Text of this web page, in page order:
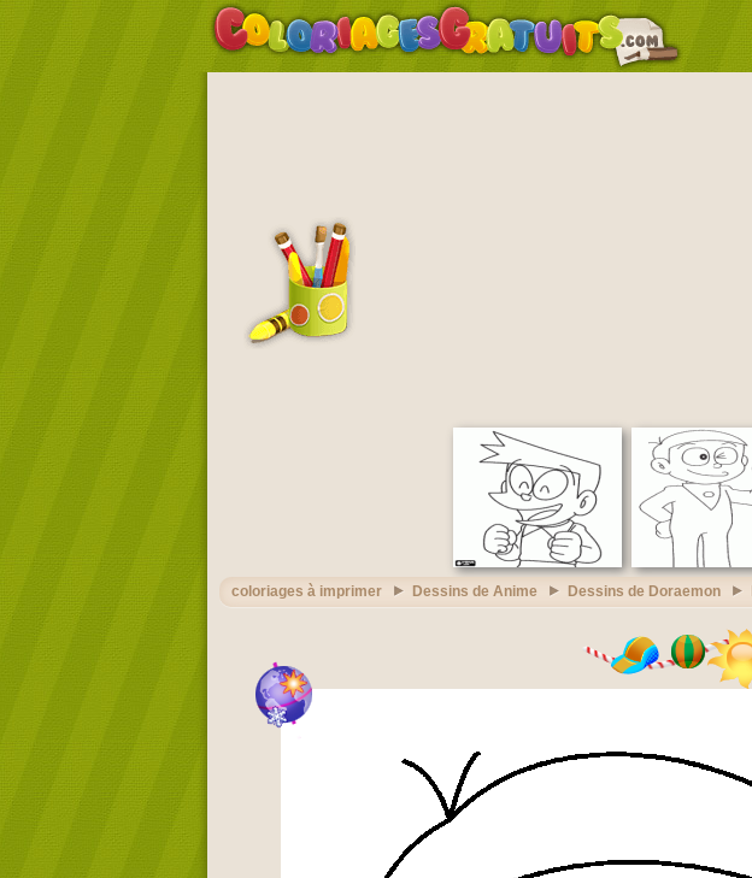
coloriages à imprimer Dessins de Anime Dessins de Doraemon